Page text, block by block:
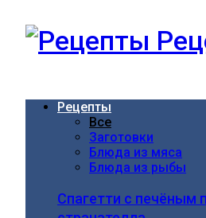
Рецепты
Все
Заготовки
Блюда из мяса
Блюда из рыбы
Спагетти с печёным